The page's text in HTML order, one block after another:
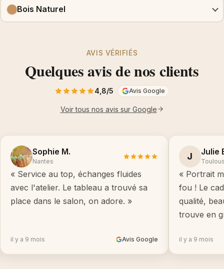
Bois Naturel
AVIS VÉRIFIÉS
Quelques avis de nos clients
4,8/5 Avis Google
Voir tous nos avis sur Google
Sophie M.
Nantes
« Service au top, échanges fluides
avec l'atelier. Le tableau a trouvé sa
place dans le salon, on adore. »
il y a 9 mois Avis Google
J Julie
« Portrait
fou ! Le
qualité,
trouve en
il y a 9 mois